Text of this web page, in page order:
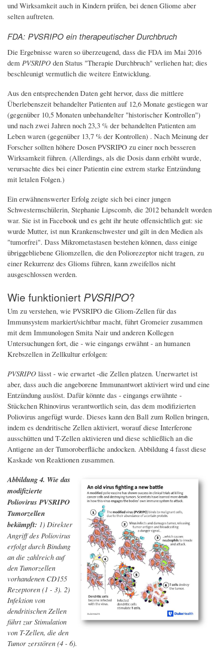
und Wirksamkeit auch in Kindern prüfen, bei denen Gliome aber
selten auftreten.
FDA: PVSRIPO ein therapeutischer Durchbruch
Die Ergebnisse waren so überzeugend, dass die FDA im Mai 2016
dem PVSRIPO den Status "Therapie Durchbruch" verliehen hat; dies
beschleunigt vermutlich die weitere Entwicklung.
Aus den entsprechenden Daten geht hervor, dass die mittlere
Überlebenszeit behandelter Patienten auf 12,6 Monate gestiegen war
(gegenüber 10,5 Monaten unbehandelter "historischer Kontrollen")
und nach zwei Jahren noch 23,3 % der behandelten Patienten am
Leben waren (gegenüber 13,7 % der Kontrollen) . Nach Meinung der
Forscher sollten höhere Dosen PVSRIPO zu einer noch besseren
Wirksamkeit führen. (Allerdings, als die Dosis dann erhöht wurde,
verursachte dies bei einer Patientin eine extrem starke Entzündung
mit letalen Folgen.)
Ein erwähnenswerter Erfolg zeigte sich bei einer jungen
Schwesternschülerin, Stephanie Lipscomb, die 2012 behandelt worden
war. Sie ist in Facebook und es geht ihr heute offensichtlich gut: sie
wurde Mutter, ist nun Krankenschwester und gilt in den Medien als
"tumorfrei". Dass Mikrometastasen bestehen können, dass einige
übriggebliebene Gliomzellen, die den Poliorezeptor nicht tragen, zu
einer Rekurrenz des Glioms führen, kann zweifellos nicht
ausgeschlossen werden.
Wie funktioniert PVSRIPO?
Um zu verstehen, wie PVSRIPO die Gliom-Zellen für das
Immunsystem markiert/sichtbar macht, führt Gromeier zusammen
mit dem Immunologen Smita Nair und anderen Kollegen
Untersuchungen fort, die - wie eingangs erwähnt - an humanen
Krebszellen in Zellkultur erfolgen:
PVSRIPO lässt - wie erwartet -die Zellen platzen. Unerwartet ist
aber, dass auch die angeborene Immunantwort aktiviert wird und eine
Entzündung auslöst. Dafür könnte das - eingangs erwähnte -
Stückchen Rhinovirus verantwortlich sein, das dem modifizierten
Poliovirus angefügt wurde. Dieses kann den Ball zum Rollen bringen,
indem es dendritische Zellen aktiviert, worauf diese Interferone
ausschütten und T-Zellen aktivieren und diese schließlich an die
Antigene an der Tumoroberfläche andocken. Abbildung 4 fasst diese
Kaskade von Reaktionen zusammen.
Abbildung 4. Wie das
modifizierte
Poliovirus PVSRIPO
Tumorzellen
bekämpft: 1) Direkter
Angriff des Poliovirus
erfolgt durch Bindung
an die zahlreich auf
den Tumorzellen
vorhandenen CD155
Rezeptoren (1 - 3). 2)
Infektion von
dendritischen Zellen
führt zur Stimulation
von T-Zellen, die den
Tumor zerstören (4 - 6).